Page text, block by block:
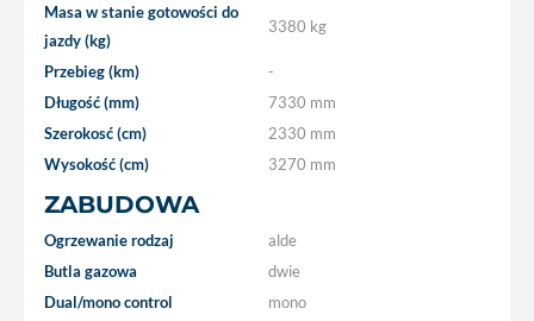
Masa w stanie gotowości do
jazdy (kg)
3380 kg
Przebieg (km)
-
Długość (mm)
7330 mm
Szerokosć (cm)
2330 mm
Wysokość (cm)
3270 mm
ZABUDOWA
Ogrzewanie rodzaj
alde
Butla gazowa
dwie
Dual/mono control
mono